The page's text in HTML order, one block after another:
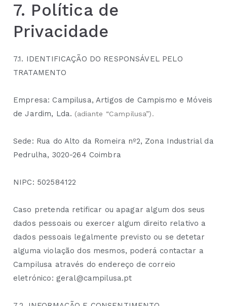
7. Política de
Privacidade
7.1. IDENTIFICAÇÃO DO RESPONSÁVEL PELO
TRATAMENTO
Empresa: Campilusa, Artigos de Campismo e Móveis
de Jardim, Lda. (adiante “Campilusa”).
Sede: Rua do Alto da Romeira nº2, Zona Industrial da
Pedrulha, 3020-264 Coimbra
NIPC: 502584122
Caso pretenda retificar ou apagar algum dos seus
dados pessoais ou exercer algum direito relativo a
dados pessoais legalmente previsto ou se detetar
alguma violação dos mesmos, poderá contactar a
Campilusa através do endereço de correio
eletrónico: geral@campilusa.pt